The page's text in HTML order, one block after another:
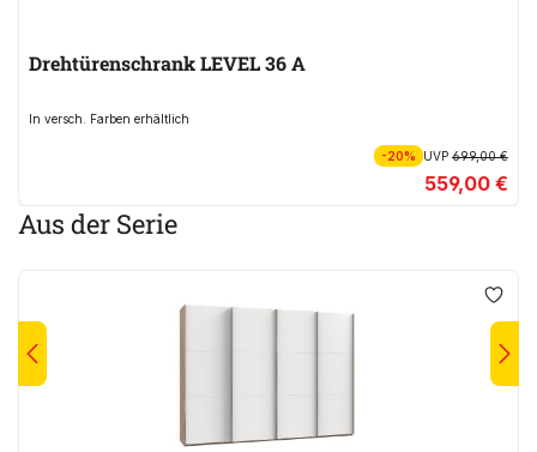
Drehtürenschrank LEVEL 36 A
In versch. Farben erhältlich
-20% UVP699,00 €
559,00 €
Aus der Serie